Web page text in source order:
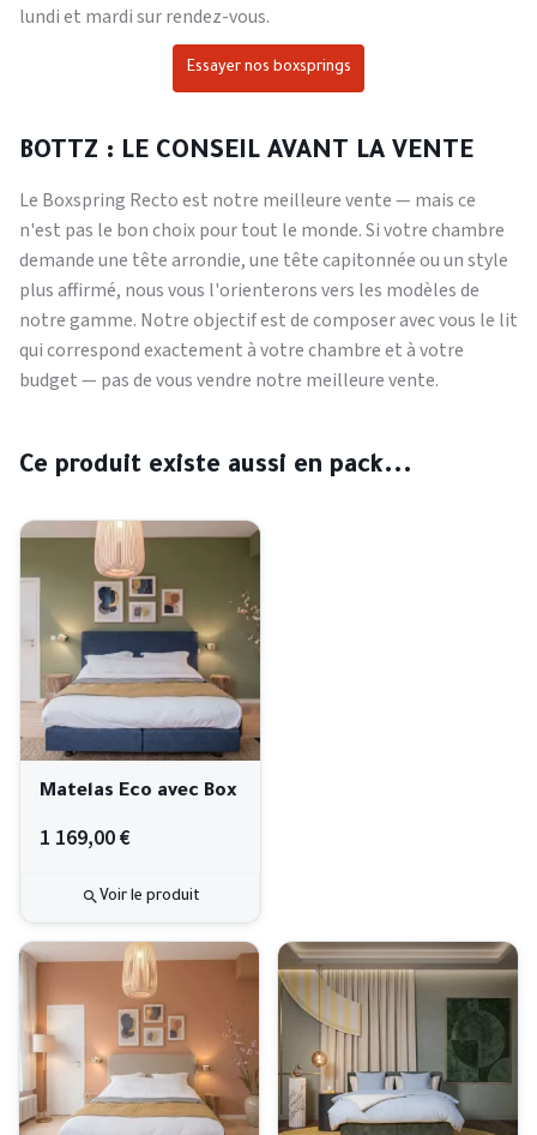
lundi et mardi sur rendez-vous.
Essayer nos boxsprings
BOTTZ : LE CONSEIL AVANT LA VENTE
Le Boxspring Recto est notre meilleure vente — mais ce
n'est pas le bon choix pour tout le monde. Si votre chambre
demande une tête arrondie, une tête capitonnée ou un style
plus affirmé, nous vous l'orienterons vers les modèles de
notre gamme. Notre objectif est de composer avec vous le lit
qui correspond exactement à votre chambre et à votre
budget — pas de vous vendre notre meilleure vente.
Ce produit existe aussi en pack...
Matelas Eco avec Box
1 169,00 €
Voir le produit